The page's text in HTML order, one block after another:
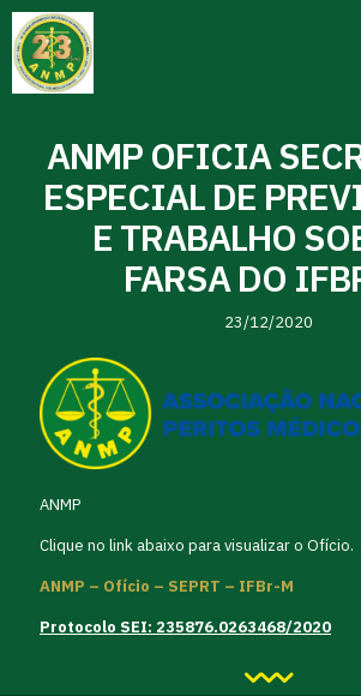
ANMP OFICIA
ESPECIAL DE
E TRABALHO
FARSA DO
23/12/2020
ANMP
Clique no link abaixo para visualizar o Ofício.
ANMP – Ofício – SEPRT – IFBr-M
Protocolo SEI: 235876.0263468/2020